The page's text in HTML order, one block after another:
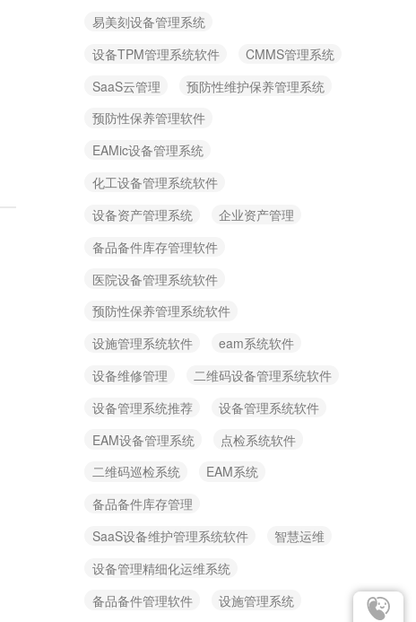
易美刻设备管理系统
设备TPM管理系统软件
CMMS管理系统
SaaS云管理
预防性维护保养管理系统
预防性保养管理软件
EAMic设备管理系统
化工设备管理系统软件
设备资产管理系统
企业资产管理
备品备件库存管理软件
医院设备管理系统软件
预防性保养管理系统软件
设施管理系统软件
eam系统软件
设备维修管理
二维码设备管理系统软件
设备管理系统推荐
设备管理系统软件
EAM设备管理系统
点检系统软件
二维码巡检系统
EAM系统
备品备件库存管理
SaaS设备维护管理系统软件
智慧运维
设备管理精细化运维系统
备品备件管理软件
设施管理系统